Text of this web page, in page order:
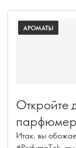
АРОМАТЫ
Откройте
словарь
Итак, вы